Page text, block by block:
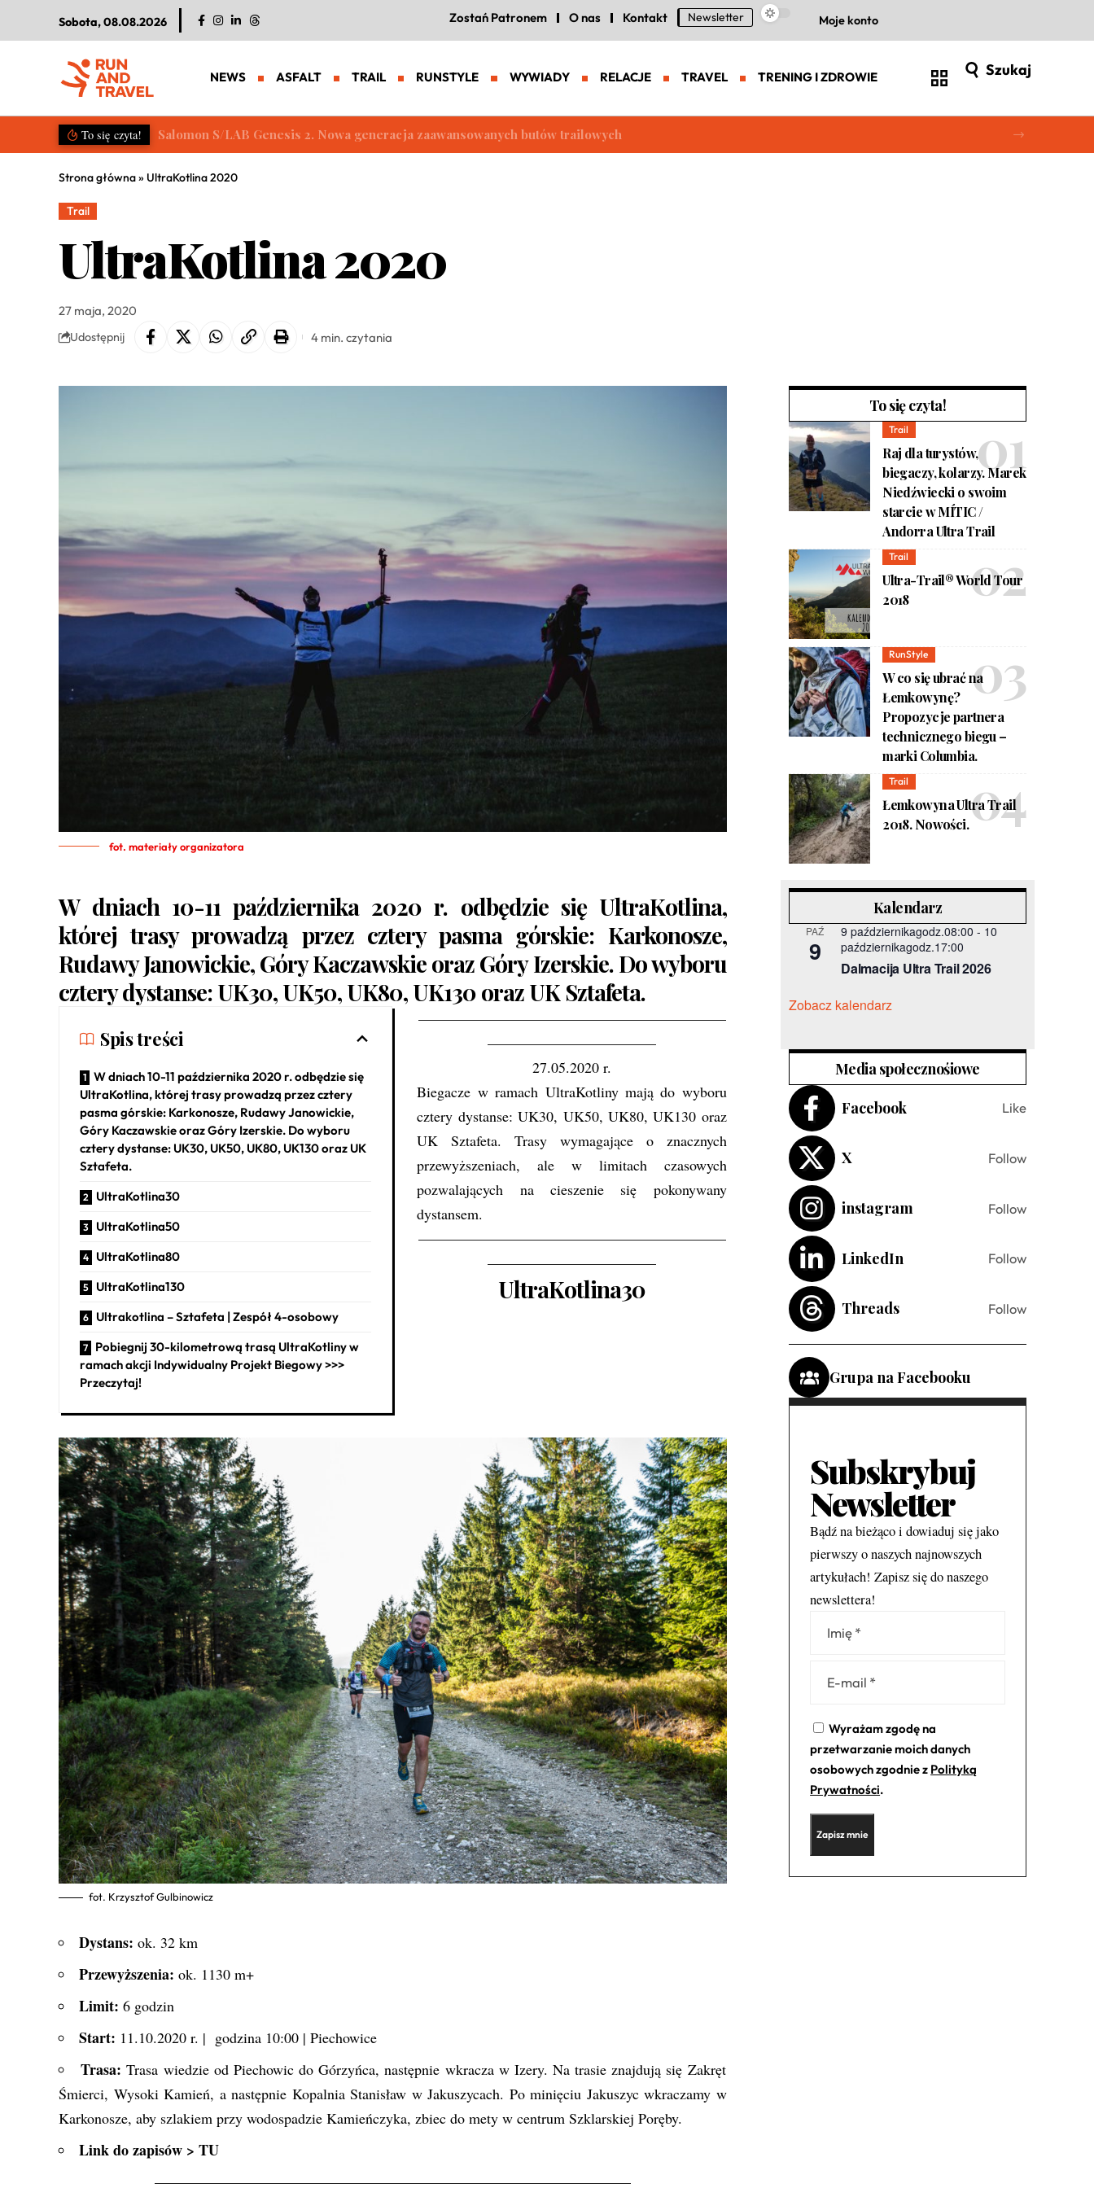
Sobota, 08.08.2026 Zostań Patronem O nas Kontakt Newsletter Moje konto
NEWS ASFALT TRAIL RUNSTYLE WYWIADY RELACJE TRAVEL TRENING I ZDROWIE Szukaj
To się czyta! Salomon S/LAB Genesis 2. Nowa generacja zaawansowanych butów trailowych
Strona główna» UltraKotlina 2020
Trail
UltraKotlina 2020
27 maja, 2020
Udostępnij 4 min. czytania
fot. materiały organizatora
W dniach 10-11 października 2020 r. odbędzie się UltraKotlina,
której trasy prowadzą przez cztery pasma górskie: Karkonosze,
Rudawy Janowickie, Góry Kaczawskie oraz Góry Izerskie. Do wyboru
cztery dystanse: UK30, UK50, UK80, UK130 oraz UK Sztafeta.
Spis treści
W dniach 10-11 października 2020 r. odbędzie się
UltraKotlina, której trasy prowadzą przez cztery
pasma górskie: Karkonosze, Rudawy Janowickie,
Góry Kaczawskie oraz Góry Izerskie. Do wyboru
cztery dystanse: UK30, UK50, UK80, UK130 oraz UK
Sztafeta.
UltraKotlina30
UltraKotlina50
UltraKotlina80
UltraKotlina130
Ultrakotlina – Sztafeta | Zespół 4-osobowy
Pobiegnij 30-kilometrową trasą UltraKotliny w
ramach akcji Indywidualny Projekt Biegowy >>>
Przeczytaj!
—————————————————————
———————————–
27.05.2020 r.
Biegacze w ramach UltraKotliny mają do wyboru
cztery dystanse: UK30, UK50, UK80, UK130 oraz
UK Sztafeta. Trasy wymagające o znacznych
przewyższeniach, ale w limitach czasowych
pozwalających na cieszenie się pokonywany
dystansem.
—————————————————————
———————————–
UltraKotlina30
fot. Krzysztof Gulbinowicz
Dystans: ok. 32 km
Przewyższenia: ok. 1130 m+
Limit: 6 godzin
Start: 11.10.2020 r. | godzina 10:00 | Piechowice
Trasa: Trasa wiedzie od Piechowic do Górzyńca, następnie wkracza w Izery. Na trasie znajdują się Zakręt
Śmierci, Wysoki Kamień, a następnie Kopalnia Stanisław w Jakuszycach. Po minięciu Jakuszyc wkraczamy w
Karkonosze, aby szlakiem przy wodospadzie Kamieńczyka, zbiec do mety w centrum Szklarskiej Poręby.
Link do zapisów > TU
————————————————————————————————–
To się czyta!
Trail
Raj dla turystów,
biegaczy, kolarzy. Marek
Niedźwiecki o swoim
starcie w MÍTIC /
Andorra Ultra Trail
Trail
Ultra-Trail® World Tour
2018
RunStyle
W co się ubrać na
Łemkowynę?
Propozycje partnera
technicznego biegu –
marki Columbia.
Trail
Łemkowyna Ultra Trail
2018. Nowości.
Kalendarz
PAŹ
9
9 październikagodz.08:00 - 10
październikagodz.17:00
Dalmacija Ultra Trail 2026
Zobacz kalendarz
Media społecznośiowe
Facebook
Like
X Follow
instagram Follow
LinkedIn Follow
Threads Follow
Grupa na Facebooku
Subskrybuj
Newsletter
Bądź na bieżąco i dowiaduj się jako
pierwszy o naszych najnowszych
artykułach! Zapisz się do naszego
newslettera!
Wyrażam zgodę na
przetwarzanie moich danych
osobowych zgodnie z Polityką
Prywatności.
Alternative: